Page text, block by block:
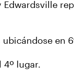
Edwardsville
en
4º lugar.